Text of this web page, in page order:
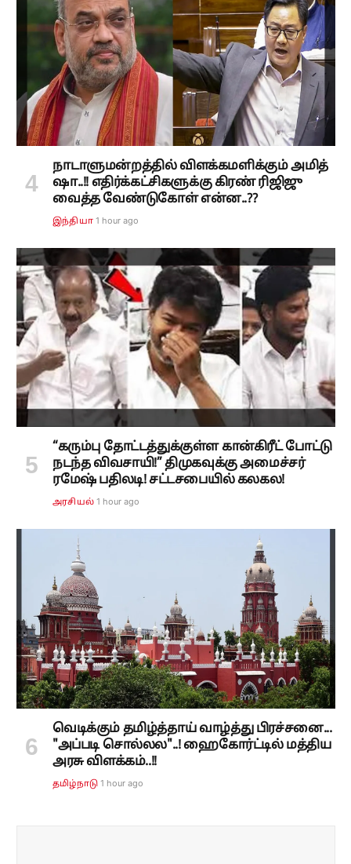
நாடாளுமன்றத்தில் விளக்கமளிக்கும் அமித்
ஷா..!! எதிர்க்கட்சிகளுக்கு கிரண் ரிஜிஜு
வைத்த வேண்டுகோள் என்ன..??
இந்தியா 1 hour ago
“கரும்பு தோட்டத்துக்குள்ள கான்கிரீட் போட்டு
நடந்த விவசாயி!” திமுகவுக்கு அமைச்சர்
ரமேஷ் பதிலடி! சட்டசபையில் கலகல!
அரசியல் 1 hour ago
வெடிக்கும் தமிழ்த்தாய் வாழ்த்து பிரச்சனை...
"அப்படி சொல்லல"..! ஹைகோர்ட்டில் மத்திய
அரசு விளக்கம்..!!
தமிழ்நாடு 1 hour ago